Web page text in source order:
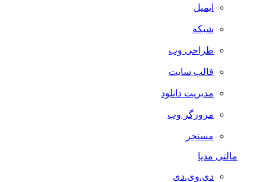
ایمیل
شبکه
طراحی وب
قالب سایت
مدیریت دانلود
مرورگر وب
مسنجر
مالتی مدیا
دی.وی.دی